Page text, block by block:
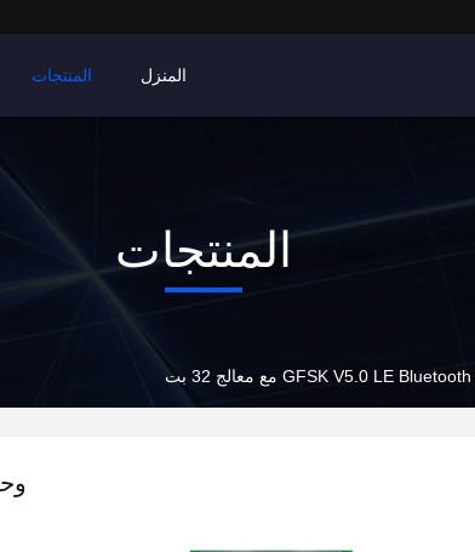
المنزل المنتجات
المنتجات